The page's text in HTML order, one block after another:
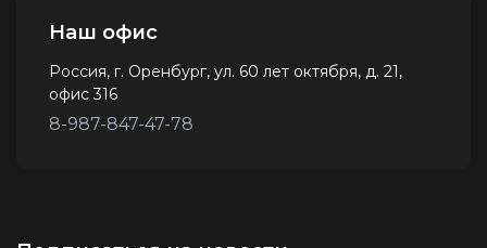
Наш офис
Россия, г. Оренбург, ул. 60 лет октября, д. 21,
офис 316
8-987-847-47-78